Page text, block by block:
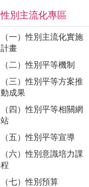
性別主流化專區
（一）性別主流化實施
計畫
（二）性別平等機制
（三）性別平等方案推
動成果
（四）性別平等相關網
站
（五）性別平等宣導
（六）性別意識培力課
程
（七）性別預算